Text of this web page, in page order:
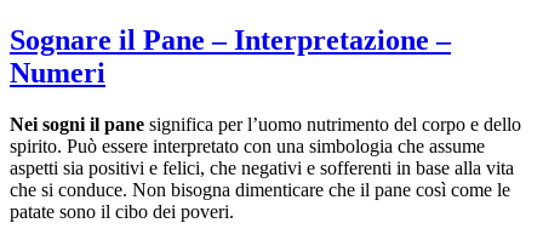
Sognare il Pane – Interpretazione –
Numeri
Nei sogni il pane significa per l’uomo nutrimento del corpo e dello
spirito. Può essere interpretato con una simbologia che assume
aspetti sia positivi e felici, che negativi e sofferenti in base alla vita
che si conduce. Non bisogna dimenticare che il pane così come le
patate sono il cibo dei poveri.